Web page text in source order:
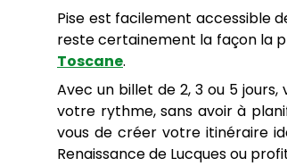
Pise est facilement accessible
reste certainement la façon la
Toscane.
Avec un billet de 2, 3 ou 5 jours,
votre rythme, sans avoir à
vous de créer votre itinéraire
Renaissance de Lucques ou